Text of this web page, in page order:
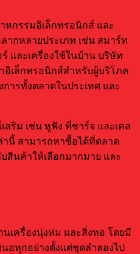
หกรรมอิเล็กทรอนิกส์ และ
กหลายประเภท เช่น สมาร์ท
และเครื่องใช้ในบ้าน บริษัท
เล็กทรอนิกส์สำหรับผู้บริโภค
ารทั้งตลาดในประเทศ และ
ริม เช่น หูฟัง ที่ชาร์จ และเคส
านี้ สามารถหาซื้อได้ที่ตลาด
สินค้าให้เลือกมากมาย และ
นเครื่องนุ่งห่ม และสิ่งทอ โดยมี
อทุกอย่างตั้งแต่ชุดลำลองไป